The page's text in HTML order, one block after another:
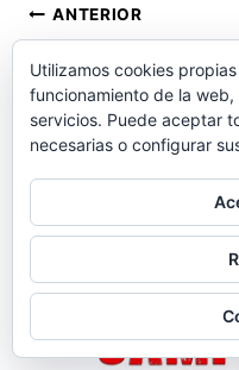
Navegación
de
entradas
ANTERIOR
del Campeonato
Extremo 4×4 ya
superamos los 1.500
seguidores y 12.000
Me gusta
Utilizamos cookies
funcionamiento de la
servicios. Puede aceptar
necesarias o configurar